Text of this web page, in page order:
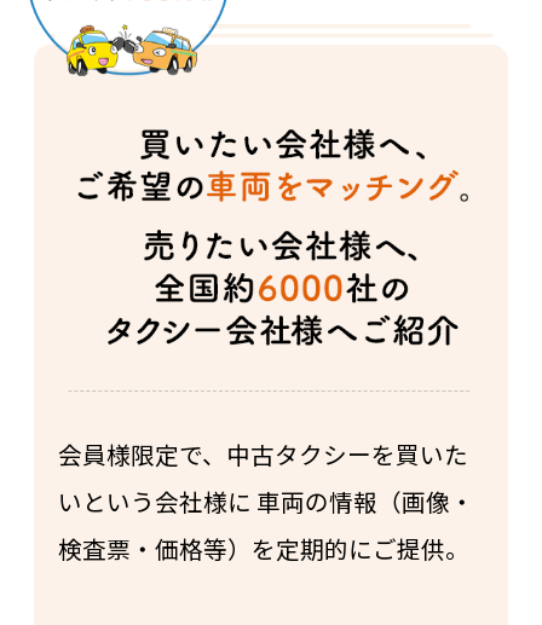
会員様限定で、中古タクシーを買いた
いという会社様に 車両の情報（画像・
検査票・価格等）を定期的にご提供。